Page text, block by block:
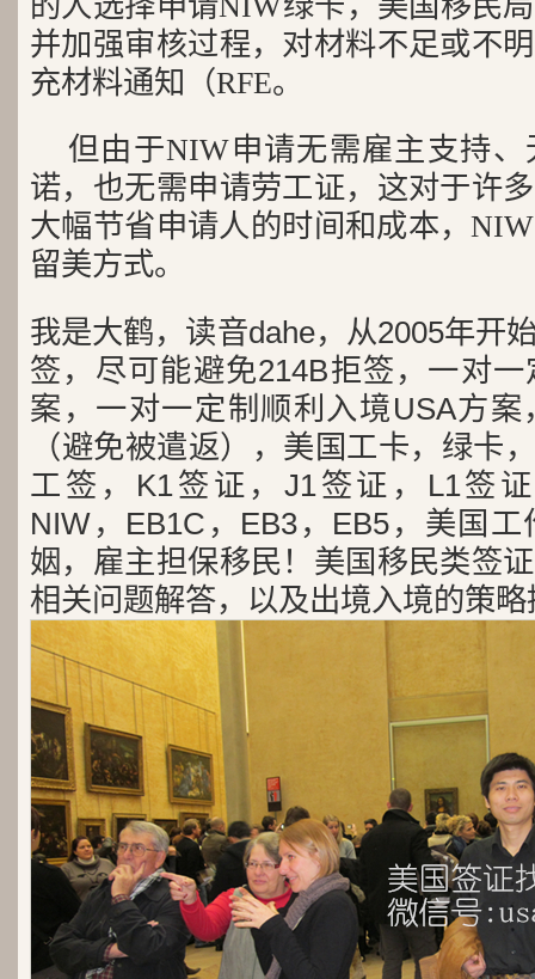
并加强审核过程，对材料不足或不
充材料通知（RFE。
但由于NIW申请无需雇主支持
诺，也无需申请劳工证，这对于许
大幅节省申请人的时间和成本，
留美方式。
我是大鹤，读音dahe，从2005年开
签，尽可能避免214B拒签，一对
案，一对一定制顺利入境USA方
（避免被遣返），美国工卡，绿卡
工签，K1签证，J1签证，L1签
NIW，EB1C，EB3，EB5，美国
姻，雇主担保移民！美国移民类签
相关问题解答，以及出境入境的策